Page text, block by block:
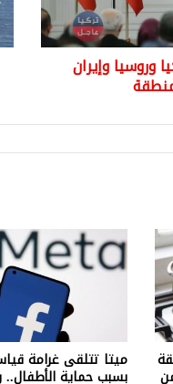
وروسيا وإيران
ميتا تتلقى غرامة
بسبب حماية الأطفال..